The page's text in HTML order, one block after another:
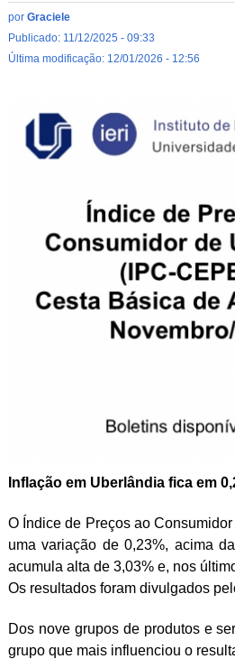
por Graciele
Publicado: 11/12/2025 - 09:33
Última modificação: 12/01/2026 - 12:56
Inflação em Uberlândia fica em
O Índice de Preços ao
uma variação de 0,23%, acima
acumula alta de 3,03% e, nos
Os resultados foram divulgados
Dos nove grupos de produtos e
grupo que mais influenciou o